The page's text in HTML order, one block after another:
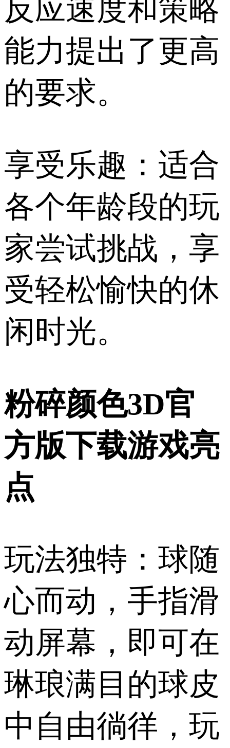
反应速度和策略
能力提出了更高
的要求。
享受乐趣：适合
各个年龄段的玩
家尝试挑战，享
受轻松愉快的休
闲时光。
粉碎颜色3D官
方版下载游戏亮
点
玩法独特：球随
心而动，手指滑
动屏幕，即可在
琳琅满目的球皮
中自由徜徉，玩